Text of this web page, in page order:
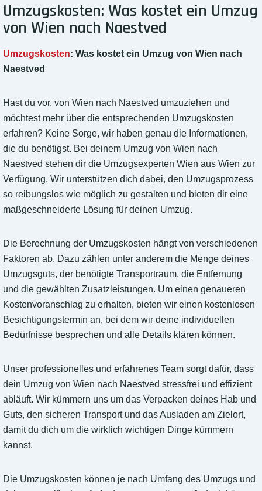
Umzugskosten: Was kostet ein Umzug
von Wien nach Naestved
Umzugskosten: Was kostet ein Umzug von Wien nach
Naestved
Hast du vor, von Wien nach Naestved umzuziehen und
möchtest mehr über die entsprechenden Umzugskosten
erfahren? Keine Sorge, wir haben genau die Informationen,
die du benötigst. Bei deinem Umzug von Wien nach
Naestved stehen dir die Umzugsexperten Wien aus Wien zur
Verfügung. Wir unterstützen dich dabei, den Umzugsprozess
so reibungslos wie möglich zu gestalten und bieten dir eine
maßgeschneiderte Lösung für deinen Umzug.
Die Berechnung der Umzugskosten hängt von verschiedenen
Faktoren ab. Dazu zählen unter anderem die Menge deines
Umzugsguts, der benötigte Transportraum, die Entfernung
und die gewählten Zusatzleistungen. Um einen genaueren
Kostenvoranschlag zu erhalten, bieten wir einen kostenlosen
Besichtigungstermin an, bei dem wir deine individuellen
Bedürfnisse besprechen und alle Details klären können.
Unser professionelles und erfahrenes Team sorgt dafür, dass
dein Umzug von Wien nach Naestved stressfrei und effizient
abläuft. Wir kümmern uns um das Verpacken deines Hab und
Guts, den sicheren Transport und das Ausladen am Zielort,
damit du dich um die wirklich wichtigen Dinge kümmern
kannst.
Die Umzugskosten können je nach Umfang des Umzugs und